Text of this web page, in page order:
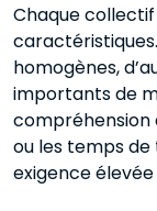
Chaque collectif
homogènes,
importants de
compréhension
ou les temps
exigence